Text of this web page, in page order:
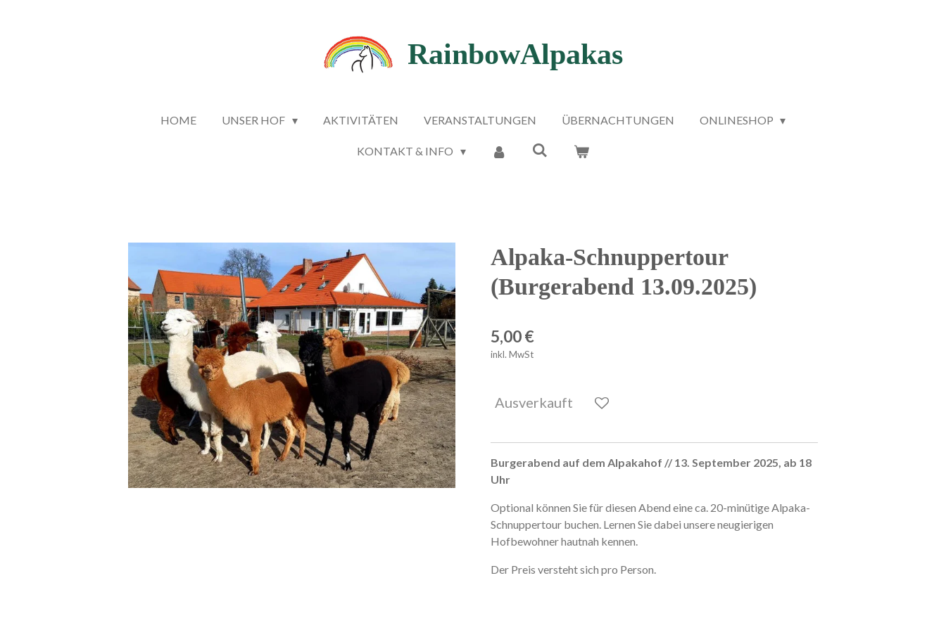
RainbowAlpakas
HOME UNSER HOF AKTIVITÄTEN VERANSTALTUNGEN ÜBERNACHTUNGEN ONLINESHOP
KONTAKT & INFO
Alpaka-Schnuppertour
(Burgerabend 13.09.2025)
5,00 €
inkl. MwSt
Ausverkauft
Burgerabend auf dem Alpakahof // 13. September 2025, ab 18
Uhr
Optional können Sie für diesen Abend eine ca. 20-minütige Alpaka-
Schnuppertour buchen. Lernen Sie dabei unsere neugierigen
Hofbewohner hautnah kennen.
Der Preis versteht sich pro Person.